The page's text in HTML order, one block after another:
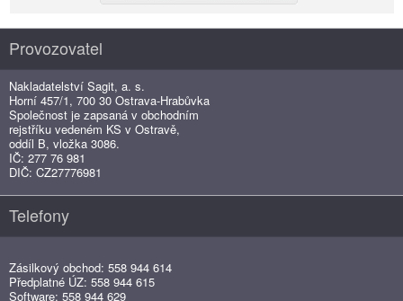
Provozovatel
Nakladatelství Sagit, a. s.
Horní 457/1, 700 30 Ostrava-Hrabůvka
Společnost je zapsaná v obchodním
rejstříku vedeném KS v Ostravě,
oddíl B, vložka 3086.
IČ: 277 76 981
DIČ: CZ27776981
Telefony
Zásilkový obchod: 558 944 614
Předplatné ÚZ: 558 944 615
Software: 558 944 629